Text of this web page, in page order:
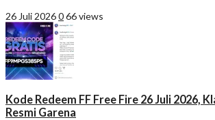
26 Juli 2026066 views
Kode Redeem FF Free Fire 26 Juli 2026,
Resmi Garena